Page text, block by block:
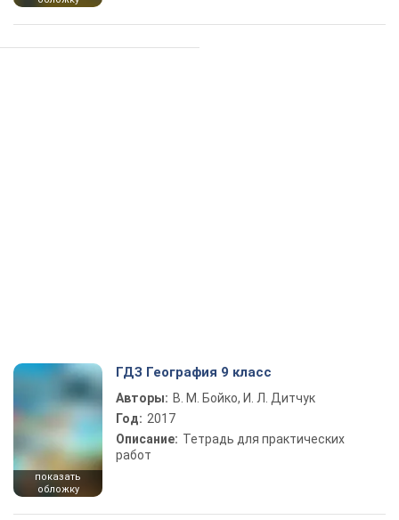
показать
обложку
ГДЗ География 9 класс
Авторы: В. М. Бойко, И. Л. Дитчук
Год: 2017
Описание: Тетрадь для практических
работ